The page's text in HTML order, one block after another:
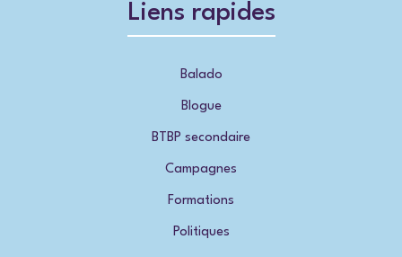
Liens rapides
Balado
Blogue
BTBP secondaire
Campagnes
Formations
Politiques